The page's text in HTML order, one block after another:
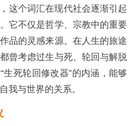
，这个词汇在现代社会逐渐引起
它不仅是哲学、宗教中的重要
品的灵感来源。在人生的旅途
曾考虑过生与死、轮回与解脱
生死轮回修改器”的内涵，能够
我与世界的关系。